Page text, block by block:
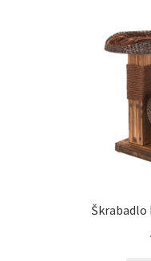
Škrabadlo